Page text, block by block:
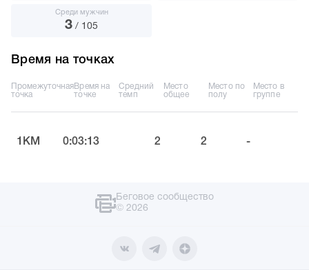
Среди мужчин
3 / 105
Время на точках
Промежуточная
точка
Время на
точке
Средний
темп
Место
общее
Место по
полу
Место в
группе
1KM 0:03:13 2 2 -
Беговое сообщество
© 2026